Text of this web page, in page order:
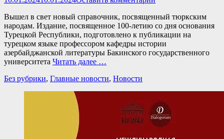
Вышел в свет новый справочник, посвященный тюркским
народам. Издание, посвященное 100-летию со дня основания
Турецкой Республики, подготовлено к публикации на
турецком языке профессором кафедры истории
азербайджанской литературы Бакинского государственного
университета Читать далее …
Категории
Без рубрики, Главные новости, Новости